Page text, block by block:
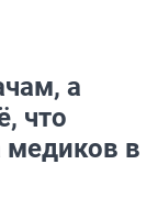
а
что
медиков в